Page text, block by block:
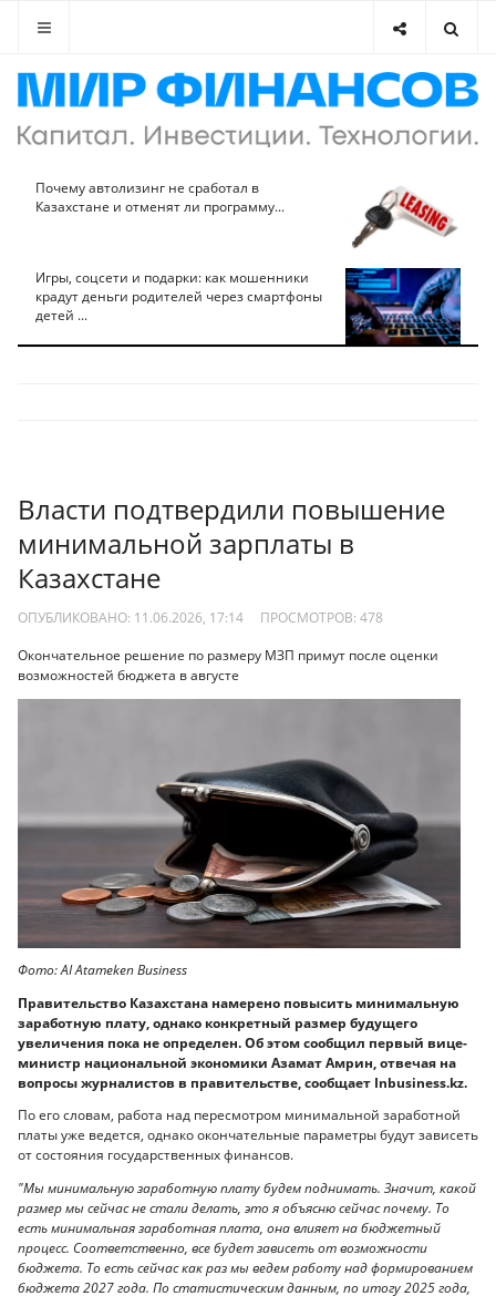
Почему автолизинг не сработал в
Казахстане и отменят ли программу...
Игры, соцсети и подарки: как мошенники
крадут деньги родителей через смартфоны
детей ...
Власти подтвердили повышение
минимальной зарплаты в
Казахстане
ОПУБЛИКОВАНО: 11.06.2026, 17:14 ПРОСМОТРОВ: 478
Окончательное решение по размеру МЗП примут после оценки
возможностей бюджета в августе
Фото: AI Atameken Business
Правительство Казахстана намерено повысить минимальную
заработную плату, однако конкретный размер будущего
увеличения пока не определен. Об этом сообщил первый вице-
министр национальной экономики Азамат Амрин, отвечая на
вопросы журналистов в правительстве, сообщает Inbusiness.kz.
По его словам, работа над пересмотром минимальной заработной
платы уже ведется, однако окончательные параметры будут зависеть
от состояния государственных финансов.
"Мы минимальную заработную плату будем поднимать. Значит, какой
размер мы сейчас не стали делать, это я объясню сейчас почему. То
есть минимальная заработная плата, она влияет на бюджетный
процесс. Соответственно, все будет зависеть от возможности
бюджета. То есть сейчас как раз мы ведем работу над формированием
бюджета 2027 года. По статистическим данным, по итогу 2025 года,